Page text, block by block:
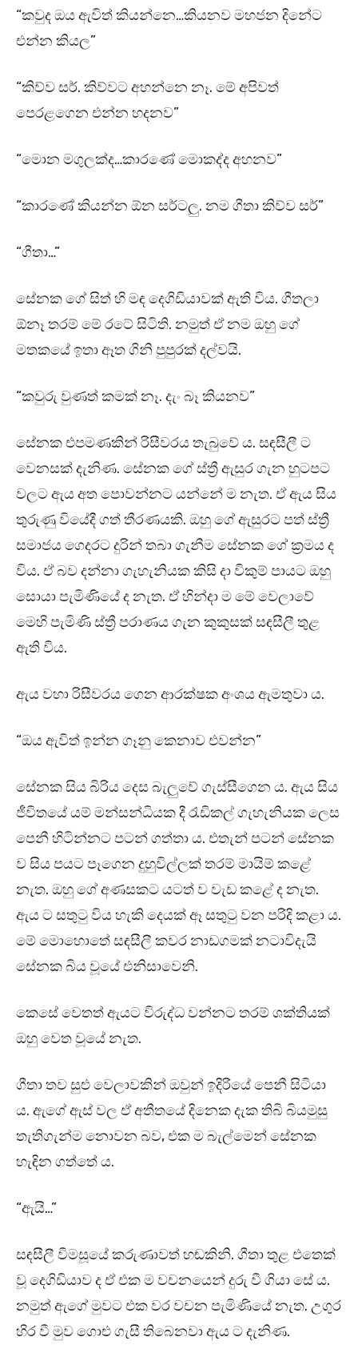
“කවුද ඔය ඇවිත් කියන්නෙ…කියනව මහජන දිනේට
එන්න කියල”
“කිව්ව සර්. කිව්වට අහන්නෙ නෑ. මේ අපිවත්
පෙරළගෙන එන්න හදනව”
“මොන මගුලක්ද…කාරණේ මොකද්ද අහනව”
“කාරණේ කියන්න ඕන සර්ටලු. නම ගීතා කිව්ව සර්”
“ගීතා…”
සේනක ගේ සිත් හි මඳ දෙගිඩියාවක් ඇති විය. ගීතලා
ඕනෑ තරම් මේ රටේ සිටිති. නමුත් ඒ නම ඔහු ගේ
මතකයේ ඉතා ඈත ගිනි පුපුරක් දල්වයි.
“කවුරු වුණත් කමක් නෑ. දැං බෑ කියනව”
සේනක එපමණකින් රිසීවරය තැබුවේ ය. සඳසීලී ට
වෙනසක් දැනිණ. සේනක ගේ ස්ත්‍රී ඇසුර ගැන හුටපට
වලට ඇය අත පොවන්නට යන්නේ ම නැත. ඒ ඇය සිය
තුරුණු වියේදී ගත් තීරණයකි. ඔහු ගේ ඇසුරට පත් ස්ත්‍රී
සමාජය ගෙදරට දුරින් තබා ගැනීම සේනක ගේ ක්‍රමය ද
විය. ඒ බව දන්නා ගැහැනියක කිසි දා විකුම් පායට ඔහු
සොයා පැමිණියේ ද නැත. ඒ හින්දා ම මේ වෙලාවේ
මෙහි පැමිණි ස්ත්‍රී පරාණය ගැන කුකුසක් සඳසීලී තුළ
ඇති විය.
ඇය වහා රිසීවරය ගෙන ආරක්ෂක අංශය ඇමතුවා ය.
“ඔය ඇවිත් ඉන්න ගෑනු කෙනාව එවන්න”
සේනක සිය බිරිය දෙස බැලුවේ ගැස්සීගෙන ය. ඇය සිය
ජීවිතයේ යම් මන්සන්ධියක දී රැඩිකල් ගැහැනියක ලෙස
පෙනී හිටින්නට පටන් ගත්තා ය. එතැන් පටන් සේනක
ව සිය පයට පෑගෙන දුහුවිල්ලක් තරම් මායිම් කළේ
නැත. ඔහු ගේ අණසකට යටත් ව වැඩ කළේ ද නැත.
ඇය ට සතුටු විය හැකි දෙයක් ඈ සතුටු වන පරිදි කළා ය.
මේ මොහොතේ සඳසීලී කවර නාඩගමක් නටාවිදැයි
සේනක බිය වූයේ එනිසාවෙනි.
කෙසේ වෙතත් ඇයට විරුද්ධ වන්නට තරම් ශක්තියක්
ඔහු වෙත වූයේ නැත.
ගීතා තව සුළු වෙලාවකින් ඔවුන් ඉදිරියේ පෙනී සිටියා
ය. ඇගේ ඇස් වල ඒ අතීතයේ දිනෙක දැක තිබි බියමුසු
තැතිගැන්ම නොවන බව, එක ම බැල්මෙන් සේනක
හැඳින ගත්තේ ය.
“ඇයි…”
සඳසීලී විමසූයේ කරුණාවත් හඬකිනි. ගීතා තුළ එතෙක්
වූ දෙගිඩියාව ද ඒ එක ම වචනයෙන් දුරු වී ගියා සේ ය.
නමුත් ඇගේ මුවට එක වර වචන පැමිණියේ නැත. උගුර
හිර වී මුව ගොළු ගැසී තිබෙනවා ඇය ට දැනිණ.